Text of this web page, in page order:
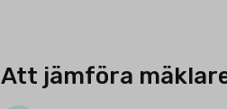
Att jämföra